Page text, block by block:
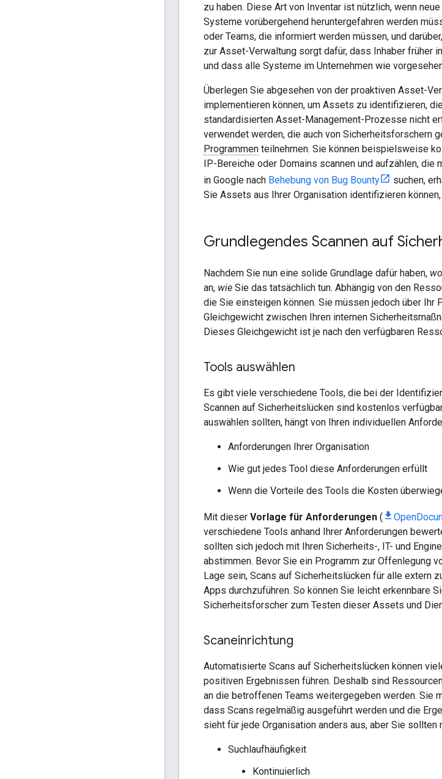
zu haben. Diese Art von Inventar ist nützlich, wenn
Systeme vorübergehend heruntergefahren werden
oder Teams, die informiert werden müssen, und
zur Asset-Verwaltung sorgt dafür, dass Inhaber
und dass alle Systeme im Unternehmen wie
Überlegen Sie abgesehen von der proaktiven Asset-
implementieren können, um Assets zu identifizieren,
standardisierten Asset-Management-Prozesse nicht
verwendet werden, die auch von Sicherheitsforschern
Programmen teilnehmen. Sie können beispielsweise
IP-Bereiche oder Domains scannen und aufzählen,
in Google nach Behebung von Bug Bounty
suchen,
Sie Assets aus Ihrer Organisation identifizieren
Grundlegendes Scannen auf
Nachdem Sie nun eine solide Grundlage dafür haben, wo
an, wie Sie das tatsächlich tun. Abhängig von den
die Sie einsteigen können. Sie müssen jedoch über
Gleichgewicht zwischen Ihren internen
Dieses Gleichgewicht ist je nach den verfügbaren
Tools auswählen
Es gibt viele verschiedene Tools, die bei der
Scannen auf Sicherheitslücken sind kostenlos
auswählen sollten, hängt von Ihren individuellen
Anforderungen Ihrer Organisation
Wie gut jedes Tool diese Anforderungen erfüllt
Wenn die Vorteile des Tools die Kosten
Mit dieser Vorlage für Anforderungen (
verschiedene Tools anhand Ihrer Anforderungen
sollten sich jedoch mit Ihren Sicherheits-, IT- und
abstimmen. Bevor Sie ein Programm zur Offenlegung
Lage sein, Scans auf Sicherheitslücken für alle extern
Apps durchzuführen. So können Sie leicht erkennbare
Sicherheitsforscher zum Testen dieser Assets und
Scaneinrichtung
Automatisierte Scans auf Sicherheitslücken können
positiven Ergebnissen führen. Deshalb sind
an die betroffenen Teams weitergegeben werden. Sie
dass Scans regelmäßig ausgeführt werden und die
sieht für jede Organisation anders aus, aber Sie
Suchlaufhäufigkeit
Kontinuierlich